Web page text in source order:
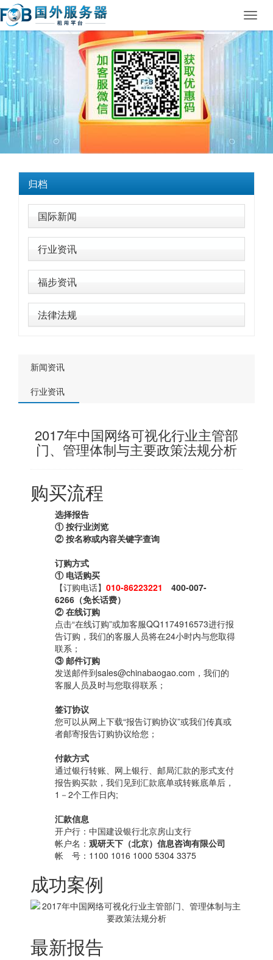
归档
国际新闻
行业资讯
福步资讯
法律法规
新闻资讯
行业资讯
2017年中国网络可视化行业主管部
门、管理体制与主要政策法规分析
购买流程
选择报告
① 按行业浏览
② 按名称或内容关键字查询
订购方式
① 电话购买
【订购电话】 010-86223221 400-007-
6266（免长话费）
② 在线订购
点击“在线订购”或加客服QQ1174916573进行报
告订购，我们的客服人员将在24小时内与您取得
联系；
③ 邮件订购
发送邮件到sales@chinabaogao.com，我们的
客服人员及时与您取得联系；
签订协议
您可以从网上下载“报告订购协议”或我们传真或
者邮寄报告订购协议给您；
付款方式
通过银行转账、网上银行、邮局汇款的形式支付
报告购买款，我们见到汇款底单或转账底单后，
1－2个工作日内;
汇款信息
开户行：中国建设银行北京房山支行
帐户名： 观研天下（北京）信息咨询有限公司
帐 号：1100 1016 1000 5304 3375
成功案例
最新报告